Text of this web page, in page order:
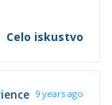
Celo iskustvo
9 years ago